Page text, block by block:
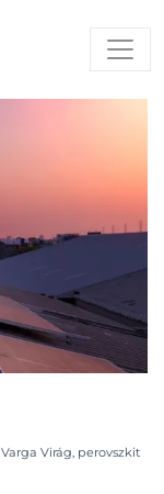
Varga Virág, perovszkit